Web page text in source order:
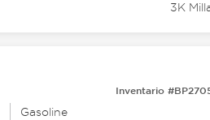
3K
Inventario
Gasoline